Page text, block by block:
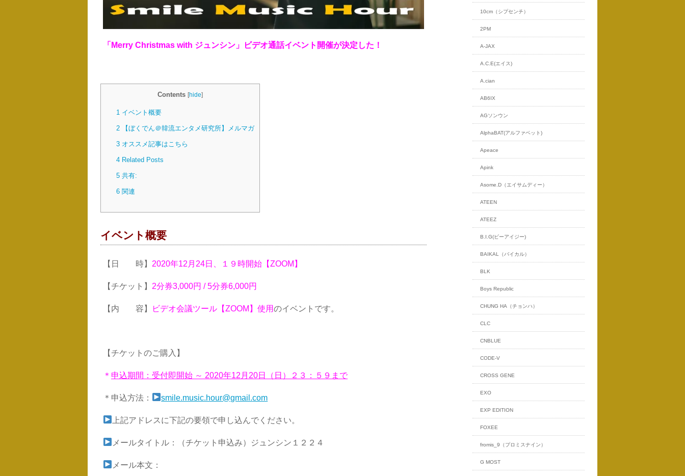
「Merry Christmas with ジュンシン」ビデオ通話イベント開催が決定した！
Contents [hide]
1 イベント概要
2 【ぼくでん＠韓流エンタメ研究所】メルマガ
3 オススメ記事はこちら
4 Related Posts
5 共有:
6 関連
イベント概要
【日 時】 2020年12月24日、１９時開始【ZOOM】
【チケット】 2分券3,000円 / 5分券6,000円
【内 容】 ビデオ会議ツール【ZOOM】使用のイベントです。
【チケットのご購入】
＊ 申込期間：受付即開始 ～ 2020年12月20日（日）２３：５９ まで
＊申込方法： smile.music.hour@gmail.com
上記アドレスに下記の要領で申し込んでください。
メールタイトル：（チケット申込み）ジュンシン１２２４
メール本文：
10cm（シプセンチ）
2PM
A-JAX
A.C.E(エイス)
A.cian
AB6IX
AGソンウン
AlphaBAT(アルファベット)
Apeace
Apink
Asome.D（エイサムディー）
ATEEN
ATEEZ
B.I.G(ビーアイジー)
BAIKAL（バイカル）
BLK
Boys Republic
CHUNG HA（チョンハ）
CLC
CNBLUE
CODE-V
CROSS GENE
EXO
EXP EDITION
FOXEE
fromis_9（プロミスナイン）
G MOST